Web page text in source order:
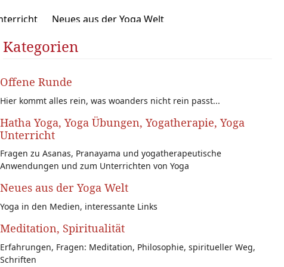
Neues aus der Yoga Welt
Frauen-Themen
Kategorien
Offene Runde
Hier kommt alles rein, was woanders nicht rein passt...
Hatha Yoga, Yoga Übungen, Yogatherapie, Yoga
Unterricht
Fragen zu Asanas, Pranayama und yogatherapeutische
Anwendungen und zum Unterrichten von Yoga
Neues aus der Yoga Welt
Yoga in den Medien, interessante Links
Meditation, Spiritualität
Erfahrungen, Fragen: Meditation, Philosophie, spiritueller Weg,
Schriften